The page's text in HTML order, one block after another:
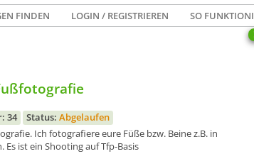
FINDEN LOGIN / REGISTRIEREN SO
34 Status: Abgelaufen
Ich fotografiere eure Füße bzw. Beine z.B. in
Es ist ein Shooting auf Tfp-Basis